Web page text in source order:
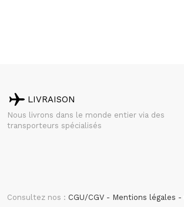
LIVRAISON
Nous livrons dans le monde entier via des
transporteurs spécialisés
Consultez nos : CGU/CGV Mentions légales